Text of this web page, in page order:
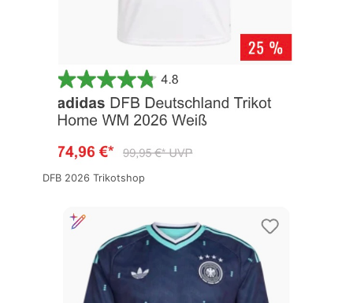
DFB 2026 Trikotshop